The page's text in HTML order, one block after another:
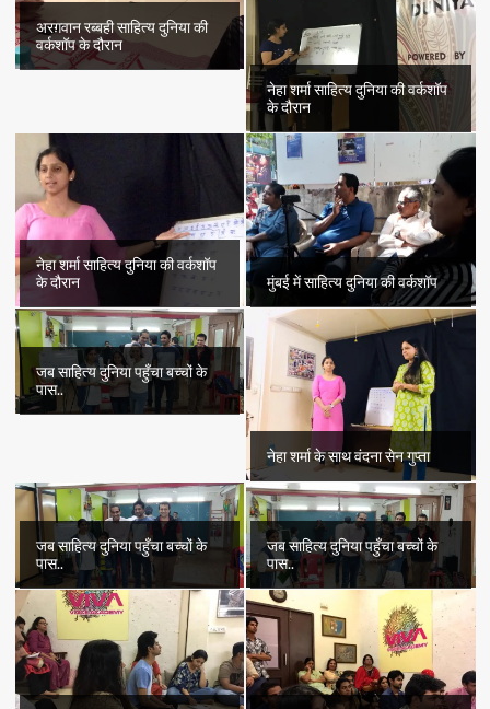
अरग़वान रब्बही साहित्य दुनिया की
वर्कशॉप के दौरान
नेहा शर्मा साहित्य दुनिया की वर्कशॉप
के दौरान
नेहा शर्मा साहित्य दुनिया की वर्कशॉप
के दौरान
मुंबई में साहित्य दुनिया की वर्कशॉप
जब साहित्य दुनिया पहुँचा बच्चों के
पास..
नेहा शर्मा के साथ वंदना सेन गुप्ता
जब साहित्य दुनिया पहुँचा बच्चों के
पास..
जब साहित्य दुनिया पहुँचा बच्चों के
पास..